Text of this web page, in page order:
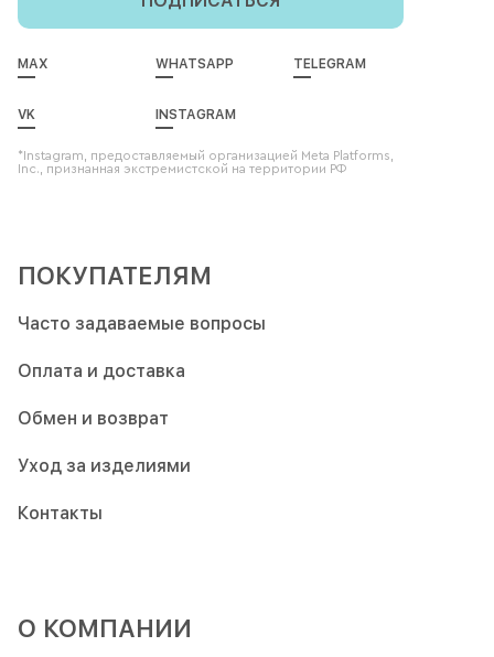
MAX WHATSAPP TELEGRAM
VK INSTAGRAM
*Instagram, предоставляемый организацией Meta Platforms,
Inc., признанная экстремистской на территории РФ
ПОКУПАТЕЛЯМ
Часто задаваемые вопросы
Оплата и доставка
Обмен и возврат
Уход за изделиями
Контакты
О КОМПАНИИ